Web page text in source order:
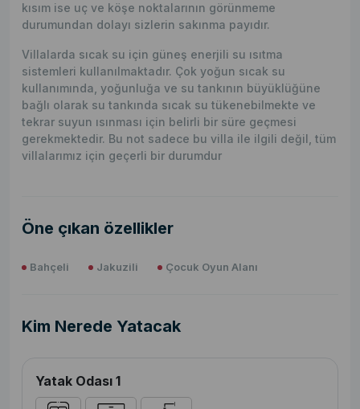
kısım ise uç ve köşe noktalarının görünmeme
durumundan dolayı sizlerin sakınma payıdır.
Villalarda sıcak su için güneş enerjili su ısıtma
sistemleri kullanılmaktadır. Çok yoğun sıcak su
kullanımında, yoğunluğa ve su tankının büyüklüğüne
bağlı olarak su tankında sıcak su tükenebilmekte ve
tekrar suyun ısınması için belirli bir süre geçmesi
gerekmektedir. Bu not sadece bu villa ile ilgili değil, tüm
villalarımız için geçerli bir durumdur
Öne çıkan özellikler
Bahçeli Jakuzili Çocuk Oyun Alanı
Kim Nerede Yatacak
Yatak Odası 1